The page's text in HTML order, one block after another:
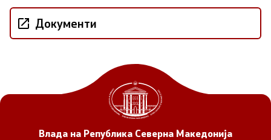
Стратегија
Спроведување на стратегија
Документи
Влада на Република Северна Македонија